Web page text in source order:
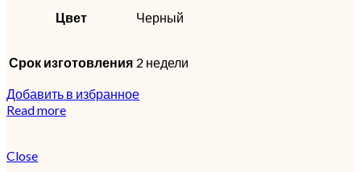
Цвет Черный
Срок изготовления 2 недели
Добавить в избранное
Read more
Close